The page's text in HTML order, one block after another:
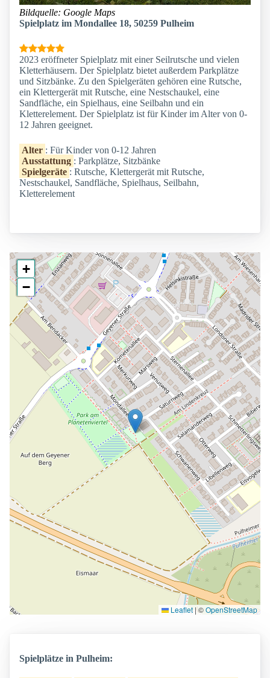
Bildquelle: Google Maps
Spielplatz im Mondallee 18, 50259 Pulheim
2023 eröffneter Spielplatz mit einer Seilrutsche und vielen
Kletterhäusern. Der Spielplatz bietet außerdem Parkplätze
und Sitzbänke. Zu den Spielgeräten gehören eine Rutsche,
ein Klettergerät mit Rutsche, eine Nestschaukel, eine
Sandfläche, ein Spielhaus, eine Seilbahn und ein
Kletterelement. Der Spielplatz ist für Kinder im Alter von 0-
12 Jahren geeignet.
Alter : Für Kinder von 0-12 Jahren
Ausstattung : Parkplätze, Sitzbänke
Spielgeräte : Rutsche, Klettergerät mit Rutsche,
Nestschaukel, Sandfläche, Spielhaus, Seilbahn,
Kletterelement
+
−
Leaflet |©OpenStreetMap
Spielplätze in Pulheim: